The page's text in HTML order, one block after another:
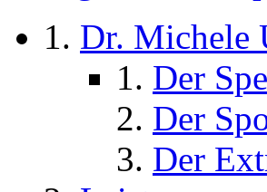
Dr. Michele
Der
Der
Der